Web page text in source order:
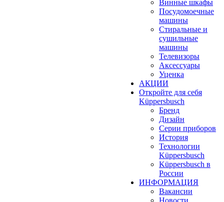
Винные шкафы
Посудомоечные
машины
Стиральные и
сушильные
машины
Телевизоры
Аксессуары
Уценка
АКЦИИ
Откройте для себя
Küppersbusch
Бренд
Дизайн
Серии приборов
История
Технологии
Küppersbusch
Küppersbusch в
России
ИНФОРМАЦИЯ
Вакансии
Новости